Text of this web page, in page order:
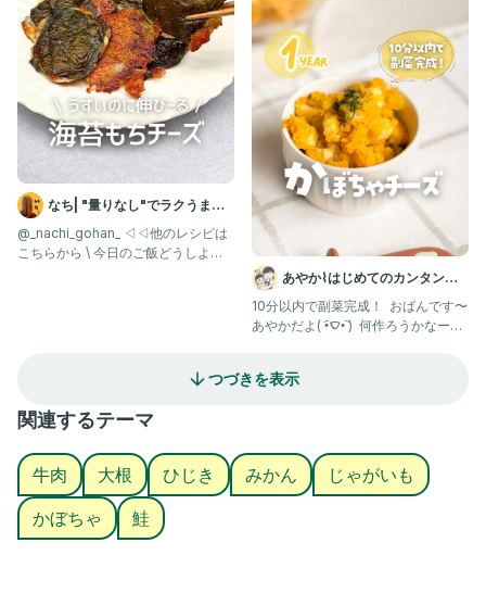
なち| "量りなし"でラクうまご
はん
@_nachi_gohan_ ◁◁他のレシピは
こちらから \ 今日のご飯どうしよ
あやか⌇はじめてのカンタン離
乳食・幼児食💛
10分以内で副菜完成！ ⁡ おばんです〜
あやかだよ( •︠‎ࠏ•︡ ) ⁡ 何作ろうかなーっ
つづきを表示
関連するテーマ
牛肉 大根 ひじき みかん
じゃがいも
かぼちゃ
鮭